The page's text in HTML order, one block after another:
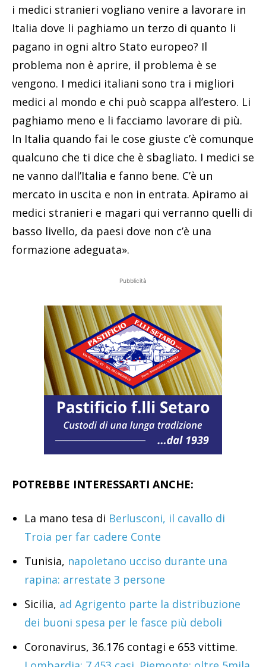
i medici stranieri vogliano venire a lavorare in
Italia dove li paghiamo un terzo di quanto li
pagano in ogni altro Stato europeo? Il
problema non è aprire, il problema è se
vengono. I medici italiani sono tra i migliori
medici al mondo e chi può scappa all’estero. Li
paghiamo meno e li facciamo lavorare di più.
In Italia quando fai le cose giuste c’è comunque
qualcuno che ti dice che è sbagliato. I medici se
ne vanno dall’Italia e fanno bene. C’è un
mercato in uscita e non in entrata. Apiramo ai
medici stranieri e magari qui verranno quelli di
basso livello, da paesi dove non c’è una
formazione adeguata».
Pubblicità
POTREBBE INTERESSARTI ANCHE:
La mano tesa di Berlusconi, il cavallo di
Troia per far cadere Conte
Tunisia, napoletano ucciso durante una
rapina: arrestate 3 persone
Sicilia, ad Agrigento parte la distribuzione
dei buoni spesa per le fasce più deboli
Coronavirus, 36.176 contagi e 653 vittime.